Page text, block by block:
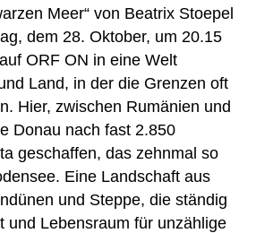
Meer“ von Beatrix Stoepel
dem 28. Oktober, um 20.15
ORF ON in eine Welt
Land, in der die Grenzen oft
Hier, zwischen Rumänien und
Donau nach fast 2.850
geschaffen, das zehnmal so
Eine Landschaft aus
und Steppe, die ständig
und Lebensraum für unzählige